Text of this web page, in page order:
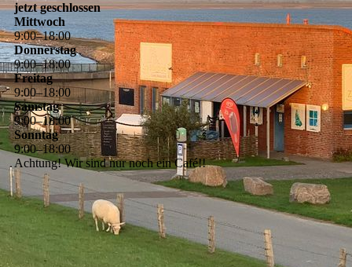
jetzt geschlossen
Mittwoch
9:00–18:00
Donnerstag
9:00–18:00
Freitag
9:00–18:00
Samstag
9:00–18:00
Sonntag
9:00–18:00
Achtung! Wir sind nur noch ein Café!!